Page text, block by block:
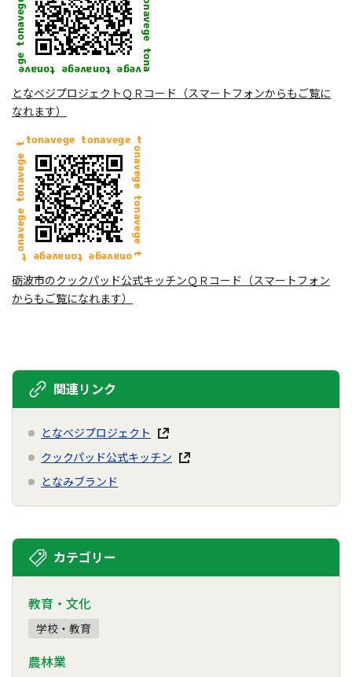
となベジプロジェクトＱＲコード（スマートフォンからもご覧に
なれます）
砺波市のクックパッド公式キッチンＱＲコード（スマートフォン
からもご覧になれます）
関連リンク
となベジプロジェクト
クックパッド公式キッチン
となみブランド
カテゴリー
教育・文化
学校・教育
農林業